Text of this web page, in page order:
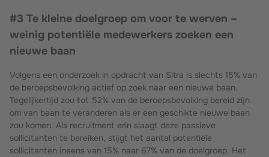
#3 Te kleine doelgroep om voor te werven –
weinig potentiële medewerkers zoeken een
nieuwe baan
Volgens een onderzoek in opdracht van Sitra is slechts 15% van
de beroepsbevolking actief op zoek naar een nieuwe baan.
Tegelijkertijd zou tot 52% van de beroepsbevolking bereid zijn
om van baan te veranderen als er een geschikte nieuwe baan
zou komen. Als recruitment erin slaagt deze passieve
sollicitanten te bereiken, stijgt het aantal potentiële
sollicitanten ineens van 15% naar 67% van de doelgroep. Het